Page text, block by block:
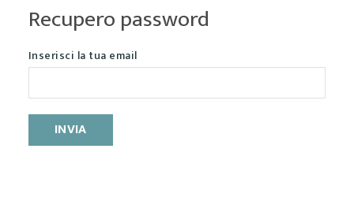
Recupero password
Inserisci la tua email
INVIA